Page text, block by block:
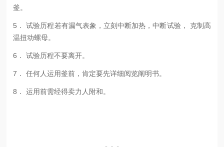
釜。
5． 试验历程若有漏气表象，立刻中断加热，中断试验， 克制高
温扭动螺母。
6． 试验历程不要离开。
7． 任何人运用釜前，肯定要先详细阅览阐明书。
8． 运用前需经得卖力人附和。